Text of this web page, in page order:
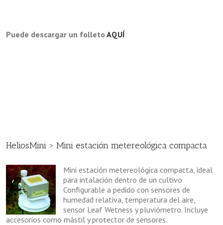
Puede descargar un folleto AQUÍ
HeliosMini > Mini estación metereológica compacta
Mini estación metereológica compacta, ideal
para intalación dentro de un cultivo
Configurable a pedido con sensores de
humedad relativa, temperatura del aire,
sensor Leaf Wetness y pluviómetro. Incluye
accesorios como mástil y protector de sensores.